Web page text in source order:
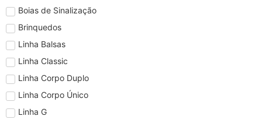
Boias de Sinalização
Brinquedos
Linha Balsas
Linha Classic
Linha Corpo Duplo
Linha Corpo Único
Linha G